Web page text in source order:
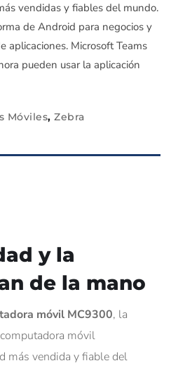
vendidas y fiables del mundo.
de Android para negocios y
aplicaciones. Microsoft Teams
pueden usar la aplicación
Móviles, Zebra
y la
de la mano
móvil MC9300, la
móvil
más vendida y fiable del